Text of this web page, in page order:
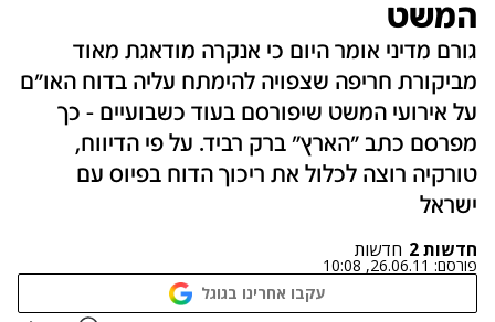
המשט
גורם מדיני אומר היום כי אנקרה מודאגת מאוד
מביקורת חריפה שצפויה להימתח עליה בדוח האו"ם
על אירועי המשט שיפורסם בעוד כשבועיים - כך
מפרסם כתב "הארץ" ברק רביד. על פי הדיווח,
טורקיה רוצה לכלול את ריכוך הדוח בפיוס עם
ישראל
חדשות 2 חדשות
פורסם: 26.06.11, 10:08
עקבו אחרינו בגוגל
נתקלנו בבעיה